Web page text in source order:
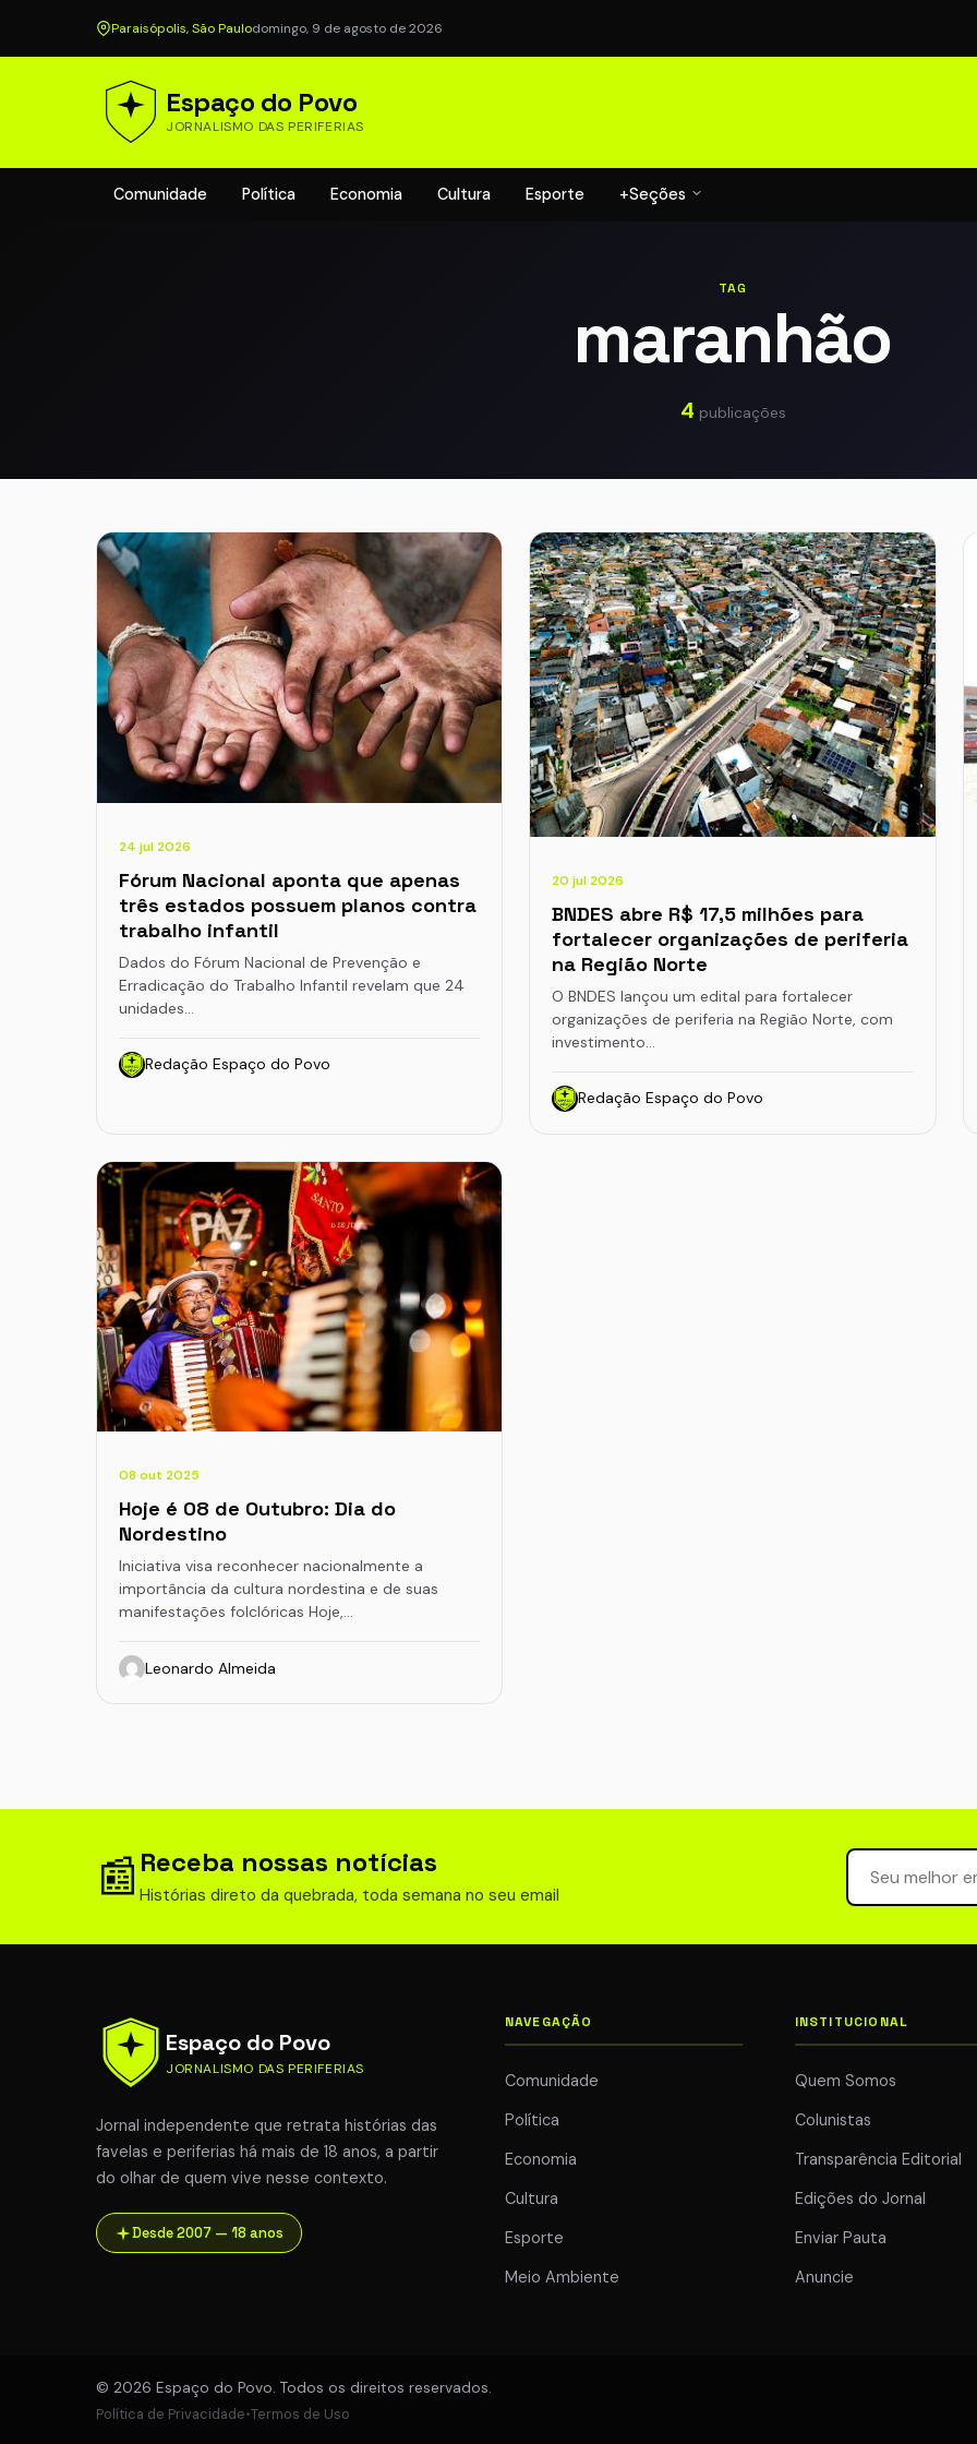
Paraisópolis, São Paulodomingo, 9 de agosto de 2026
Espaço do Povo
JORNALISMO DAS PERIFERIAS
Comunidade Política Economia Cultura Esporte +Seções
TAG
maranhão
4 publicações
24 jul 2026
Fórum Nacional aponta que apenas
três estados possuem planos contra
trabalho infantil
Dados do Fórum Nacional de Prevenção e
Erradicação do Trabalho Infantil revelam que 24
unidades…
Redação Espaço do Povo
20 jul 2026
BNDES abre R$ 17,5 milhões para
fortalecer organizações de periferia
na Região Norte
O BNDES lançou um edital para fortalecer
organizações de periferia na Região Norte, com
investimento…
Redação Espaço do Povo
08 out 2025
Hoje é 08 de Outubro: Dia do
Nordestino
Iniciativa visa reconhecer nacionalmente a
importância da cultura nordestina e de suas
manifestações folclóricas Hoje,…
Leonardo Almeida
📰 Receba nossas notícias
Histórias direto da quebrada, toda semana no seu email
Seu email para
Espaço do Povo
JORNALISMO DAS PERIFERIAS
Jornal independente que retrata histórias das
favelas e periferias há mais de 18 anos, a partir
do olhar de quem vive nesse contexto.
Desde 2007 — 18 anos
NAVEGAÇÃO
Comunidade
Política
Economia
Cultura
Esporte
Meio Ambiente
INSTITUCIONAL
Quem Somos
Colunistas
Transparência Editorial
Edições do Jornal
Enviar Pauta
Anuncie
© 2026 Espaço do Povo. Todos os direitos reservados.
Política de Privacidade•Termos de Uso